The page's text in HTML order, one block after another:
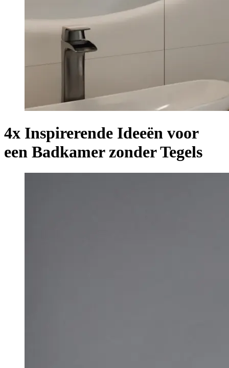
4x Inspirerende Ideeën voor
een Badkamer zonder Tegels